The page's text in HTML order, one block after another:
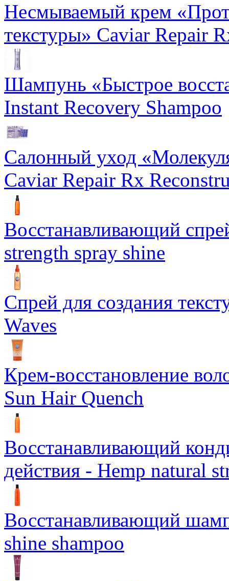
Несмываемый крем
текстуры» Caviar Repair
Шампунь «Быстрое
Instant Recovery Shampoo
Салонный уход
Caviar Repair Rx
Восстанавливающий
strength spray shine
Спрей для создания
Waves
Крем-восстановление
Sun Hair Quench
Восстанавливающий
действия - Hemp natural
Восстанавливающий
shine shampoo